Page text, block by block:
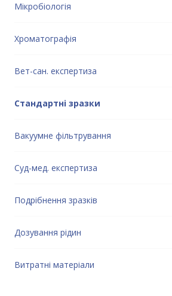
Мікробіологія
Хроматографія
Вет-сан. експертиза
Стандартні зразки
Вакуумне фільтрування
Суд-мед. експертиза
Подрібнення зразків
Дозування рідин
Витратні матеріали